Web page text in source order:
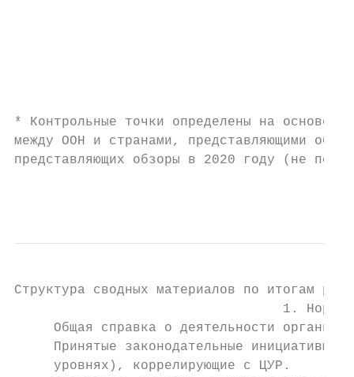
* Контрольные точки определены на основе
между ООН и странами, представляющими
представляющих обзоры в 2020 году (не
Структура сводных материалов по итогам
1.
Общая справка о деятельности
Принятые законодательные инициативы,
     уровнях), коррелирующие с ЦУР.